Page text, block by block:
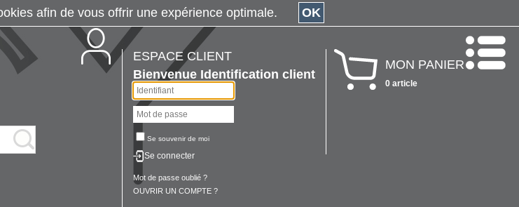
ESPACE CLIENT
Bienvenue Identification client
Se souvenir de moi
Se connecter
Mot de passe oublié ?
OUVRIR UN COMPTE ?
MON PANIER
0 article
afin de vous offrir une expérience optimale. OK